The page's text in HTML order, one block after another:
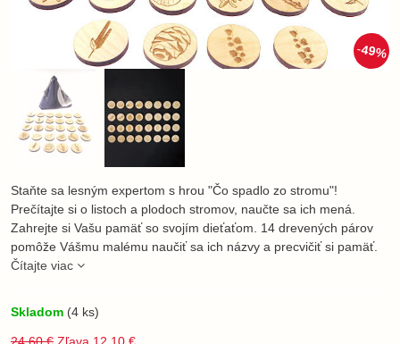
49%
Staňte sa lesným expertom s hrou "Čo spadlo zo stromu"!
Prečítajte si o listoch a plodoch stromov, naučte sa ich mená.
Zahrejte si Vašu pamäť so svojím dieťaťom. 14 drevených párov
pomôže Vášmu malému naučiť sa ich názvy a precvičiť si pamäť.
Čítajte viac
Skladom (4 ks)